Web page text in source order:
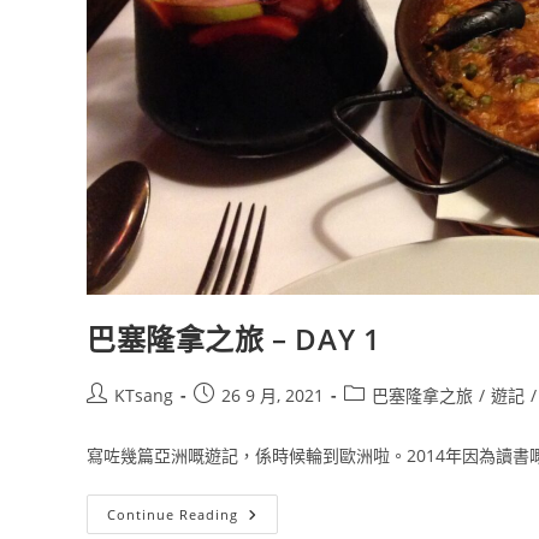
巴塞隆拿之旅 – DAY 1
PostKTsang
Post26 9 月, 2021
Post巴塞隆拿之旅 / 遊記 /
寫咗幾篇亞洲嘅遊記，係時候輪到歐洲啦。2014年因為讀書
Continue Reading 巴
塞